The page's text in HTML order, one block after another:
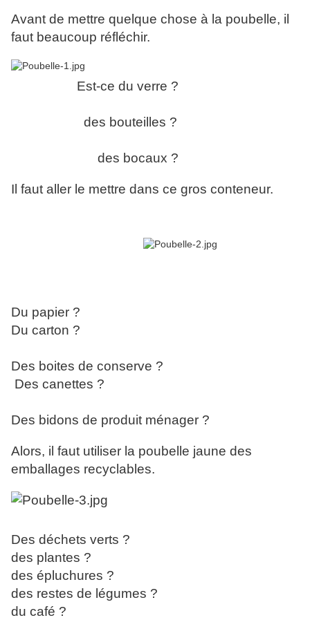
Avant de mettre quelque chose à la poubelle, il
faut beaucoup réfléchir.
Est-ce du verre ?
des bouteilles ?
des bocaux ?
Il faut aller le mettre dans ce gros conteneur.
Du papier ?
Du carton ?
Des boites de conserve ?
Des canettes ?
Des bidons de produit ménager ?
Alors, il faut utiliser la poubelle jaune des
emballages recyclables.
Des déchets verts ?
des plantes ?
des épluchures ?
des restes de légumes ?
du café ?